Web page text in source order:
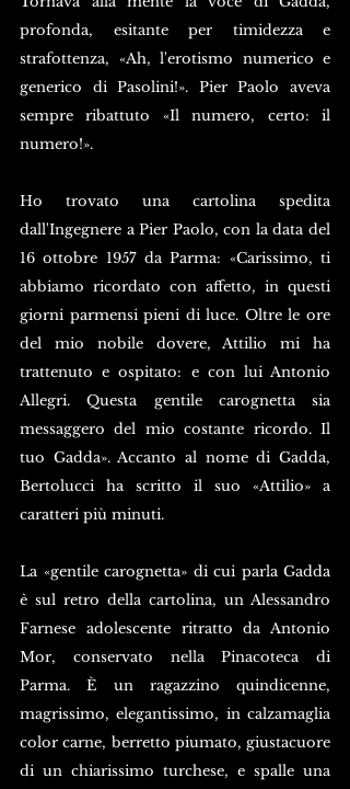
profonda, esitante per timidezza e
strafottenza, «Ah, l'erotismo numerico e
generico di Pasolini!». Pier Paolo aveva
sempre ribattuto «Il numero, certo: il
numero!».
Ho trovato una cartolina spedita
dall'Ingegnere a Pier Paolo, con la data del
16 ottobre 1957 da Parma: «Carissimo, ti
abbiamo ricordato con affetto, in questi
giorni parmensi pieni di luce. Oltre le ore
del mio nobile dovere, Attilio mi ha
trattenuto e ospitato: e con lui Antonio
Allegri. Questa gentile carognetta sia
messaggero del mio costante ricordo. Il
tuo Gadda». Accanto al nome di Gadda,
Bertolucci ha scritto il suo «Attilio» a
caratteri più minuti.
La «gentile carognetta» di cui parla Gadda
è sul retro della cartolina, un Alessandro
Farnese adolescente ritratto da Antonio
Mor, conservato nella Pinacoteca di
Parma. È un ragazzino quindicenne,
magrissimo, elegantissimo, in calzamaglia
color carne, berretto piumato, giustacuore
di un chiarissimo turchese, e spalle una